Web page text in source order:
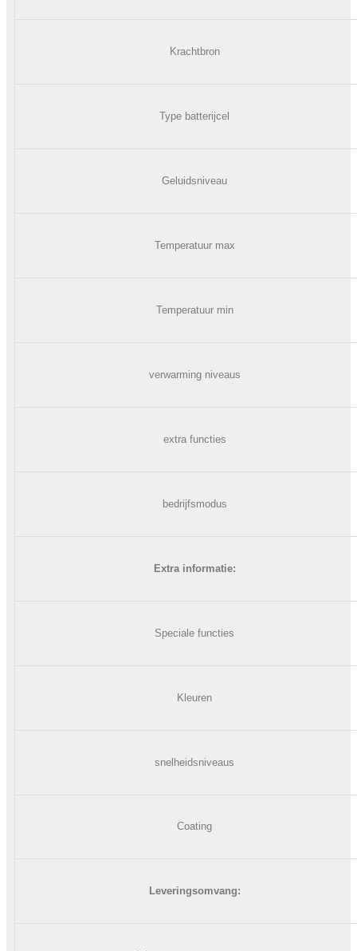
Krachtbron
Type batterijcel
Geluidsniveau
Temperatuur max
Temperatuur min
verwarming niveaus
extra functies
bedrijfsmodus
Extra informatie:
Speciale functies
Kleuren
snelheidsniveaus
Coating
Leveringsomvang: